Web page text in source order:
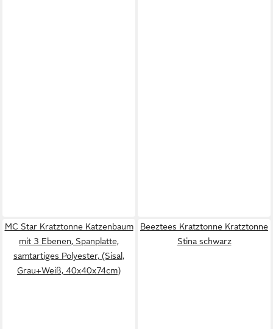
MC Star Kratztonne Katzenbaum
mit 3 Ebenen, Spanplatte,
samtartiges Polyester, (Sisal,
Grau+Weiß, 40x40x74cm)
Beeztees Kratztonne Kratztonne
Stina schwarz